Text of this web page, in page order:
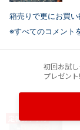
箱売りで更にお買
※すべてのコメント
定番おすすめ
初回お試
プレゼント!